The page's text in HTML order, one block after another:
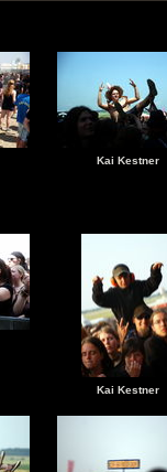
Kai Kestner
Kai Kestner